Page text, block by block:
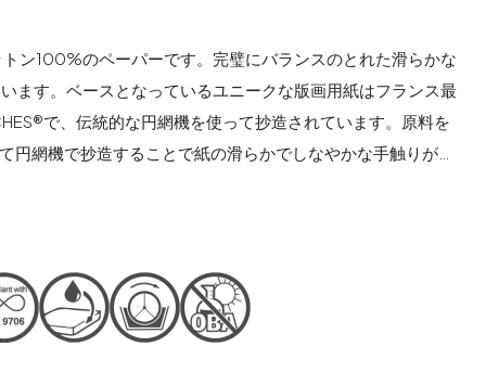
ン100%のペーパーです。完璧にバランスのとれた滑らかな
ます。ベースとなっているユニークな版画用紙はフランス最
で、伝統的な円網機を使って抄造されています。原料を
円網機で抄造することで紙の滑らかでしなやかな手触りが生
発色、深みのあるブラックと自然なホワイトをもたらし、写
Whiteはアーティスト、印刷業者や写真家に、リミテッ
ず、本物のARCHES®ペーパーでデジタルプリント作品を作